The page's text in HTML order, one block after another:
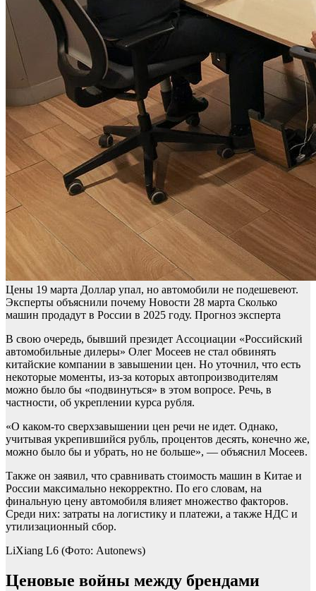
Цены 19 марта Доллар упал, но автомобили не подешевеют.
Эксперты объяснили почему Новости 28 марта Сколько
машин продадут в России в 2025 году. Прогноз эксперта
В свою очередь, бывший президет Ассоциации «Российский
автомобильные дилеры» Олег Мосеев не стал обвинять
китайские компании в завышении цен. Но уточнил, что есть
некоторые моменты, из-за которых автопроизводителям
можно было бы «подвинуться» в этом вопросе. Речь, в
частности, об укреплении курса рубля.
«О каком-то сверхзавышении цен речи не идет. Однако,
учитывая укрепившийся рубль, процентов десять, конечно же,
можно было бы и убрать, но не больше», — объяснил Мосеев.
Также он заявил, что сравнивать стоимость машин в Китае и
России максимально некорректно. По его словам, на
финальную цену автомобиля влияет множество факторов.
Среди них: затраты на логистику и платежи, а также НДС и
утилизационный сбор.
LiXiang L6 (Фото: Autonews)
Ценовые войны между брендами